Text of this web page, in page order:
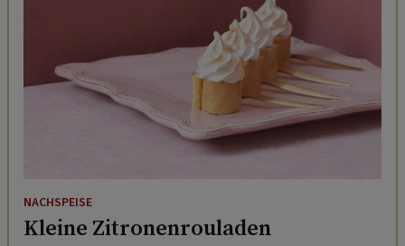
NACHSPEISE
Kleine Zitronenrouladen